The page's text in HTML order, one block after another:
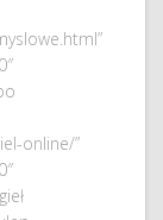
online/”